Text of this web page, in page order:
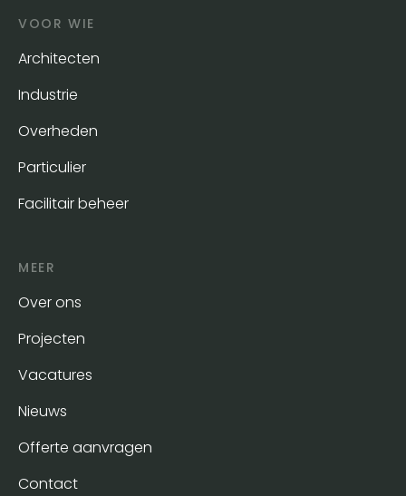
VOOR WIE
Architecten
Industrie
Overheden
Particulier
Facilitair beheer
MEER
Over ons
Projecten
Vacatures
Nieuws
Offerte aanvragen
Contact